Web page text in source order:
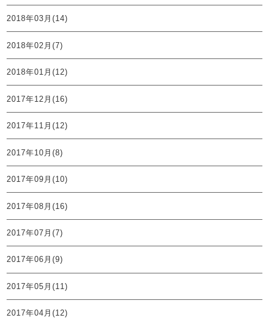
2018年03月(14)
2018年02月(7)
2018年01月(12)
2017年12月(16)
2017年11月(12)
2017年10月(8)
2017年09月(10)
2017年08月(16)
2017年07月(7)
2017年06月(9)
2017年05月(11)
2017年04月(12)